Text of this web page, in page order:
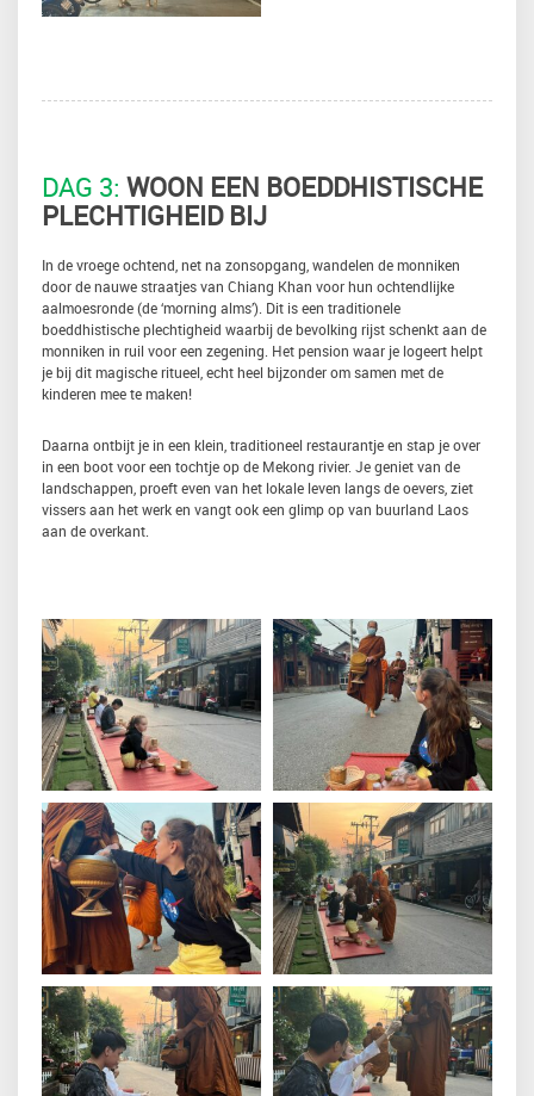
DAG 3: WOON EEN BOEDDHISTISCHE
PLECHTIGHEID BIJ
In de vroege ochtend, net na zonsopgang, wandelen de monniken
door de nauwe straatjes van Chiang Khan voor hun ochtendlijke
aalmoesronde (de ‘morning alms’). Dit is een traditionele
boeddhistische plechtigheid waarbij de bevolking rijst schenkt aan de
monniken in ruil voor een zegening. Het pension waar je logeert helpt
je bij dit magische ritueel, echt heel bijzonder om samen met de
kinderen mee te maken!
Daarna ontbijt je in een klein, traditioneel restaurantje en stap je over
in een boot voor een tochtje op de Mekong rivier. Je geniet van de
landschappen, proeft even van het lokale leven langs de oevers, ziet
vissers aan het werk en vangt ook een glimp op van buurland Laos
aan de overkant.